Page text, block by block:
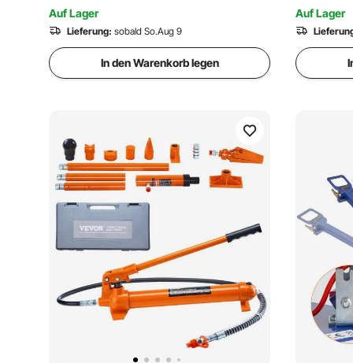
Auf Lager
Lieferung: sobald So.Aug 9
In den Warenkorb legen
Lkw Orange
118 im
4.2K+
Auf Lager